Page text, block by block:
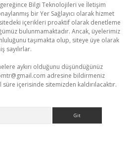
gereğince Bilgi Teknolojileri ve İletişim
bir Yer Sağlayıcı olarak hizmet
içerikleri proaktif olarak denetleme
bulunmamaktadır. Ancak, üyelerimiz
taşımakta olup, siteye üye olarak
sayılırlar.
aykırı olduğunu düşündüğünüz
adresine bildirmeniz
içerisinde sitemizden kaldırılacaktır.